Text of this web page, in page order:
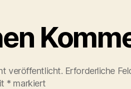
veröffentlicht. Erforderliche
* markiert